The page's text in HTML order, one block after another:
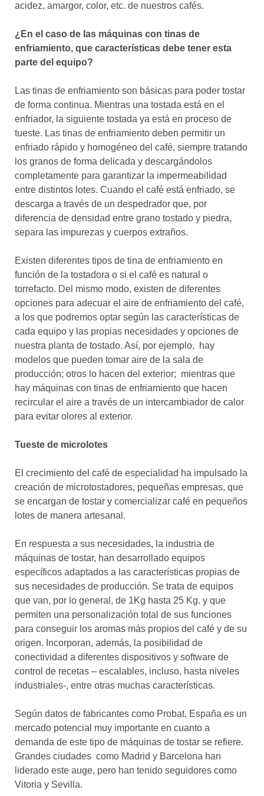
acidez, amargor, color, etc. de nuestros cafés.
¿En el caso de las máquinas con tinas de
enfriamiento, que características debe tener esta
parte del equipo?
Las tinas de enfriamiento son básicas para poder tostar
de forma continua. Mientras una tostada está en el
enfriador, la siguiente tostada ya está en proceso de
tueste. Las tinas de enfriamiento deben permitir un
enfriado rápido y homogéneo del café, siempre tratando
los granos de forma delicada y descargándolos
completamente para garantizar la impermeabilidad
entre distintos lotes. Cuando el café está enfriado, se
descarga a través de un despedrador que, por
diferencia de densidad entre grano tostado y piedra,
separa las impurezas y cuerpos extraños.
Existen diferentes tipos de tina de enfriamiento en
función de la tostadora o si el café es natural o
torrefacto. Del mismo modo, existen de diferentes
opciones para adecuar el aire de enfriamiento del café,
a los que podremos optar según las características de
cada equipo y las propias necesidades y opciones de
nuestra planta de tostado. Así, por ejemplo, hay
modelos que pueden tomar aire de la sala de
producción; otros lo hacen del exterior; mientras que
hay máquinas con tinas de enfriamiento que hacen
recircular el aire a través de un intercambiador de calor
para evitar olores al exterior.
Tueste de microlotes
El crecimiento del café de especialidad ha impulsado la
creación de microtostadores, pequeñas empresas, que
se encargan de tostar y comercializar café en pequeños
lotes de manera artesanal.
En respuesta a sus necesidades, la industria de
máquinas de tostar, han desarrollado equipos
específicos adaptados a las características propias de
sus necesidades de producción. Se trata de equipos
que van, por lo general, de 1Kg hasta 25 Kg. y que
permiten una personalización total de sus funciones
para conseguir los aromas más propios del café y de su
origen. Incorporan, además, la posibilidad de
conectividad a diferentes dispositivos y software de
control de recetas – escalables, incluso, hasta niveles
industriales-, entre otras muchas características.
Según datos de fabricantes como Probat, España es un
mercado potencial muy importante en cuanto a
demanda de este tipo de máquinas de tostar se refiere.
Grandes ciudades como Madrid y Barcelona han
liderado este auge, pero han tenido seguidores como
Vitoria y Sevilla.